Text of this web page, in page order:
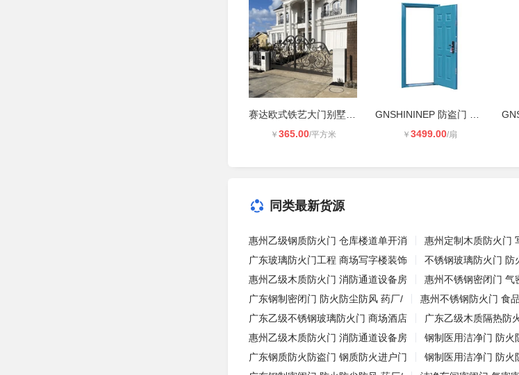
￥ 365.00/平方米 ￥ 3499.00/扇
同类最新货源
惠州乙级钢质防火门 仓库楼道单开消 惠州定制木质防火门
广东玻璃防火门工程 商场写字楼装饰
不锈钢玻璃防火门 防
惠州乙级木质防火门 消防通道设备房
惠州不锈钢密闭门 气
广东钢制密闭门 防火防尘防风 药厂/
惠州不锈钢防火门 食
广东乙级不锈钢玻璃防火门 商场酒店
广东乙级木质隔热防
惠州乙级木质防火门 消防通道设备房
钢制医用洁净门 防火
广东钢质防火防盗门 钢质防火进户门
钢制医用洁净门 防火